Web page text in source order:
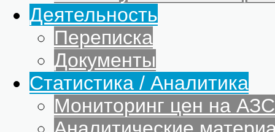
Деятельность
Переписка
Документы
Статистика / Аналитика
Мониторинг цен на